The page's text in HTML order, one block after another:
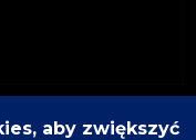
aby zwiększyć